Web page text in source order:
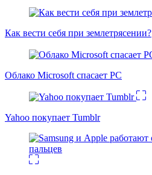
Как вести себя при землетрясении?
Облако Microsoft спасает PC
Yahoo покупает Tumblr